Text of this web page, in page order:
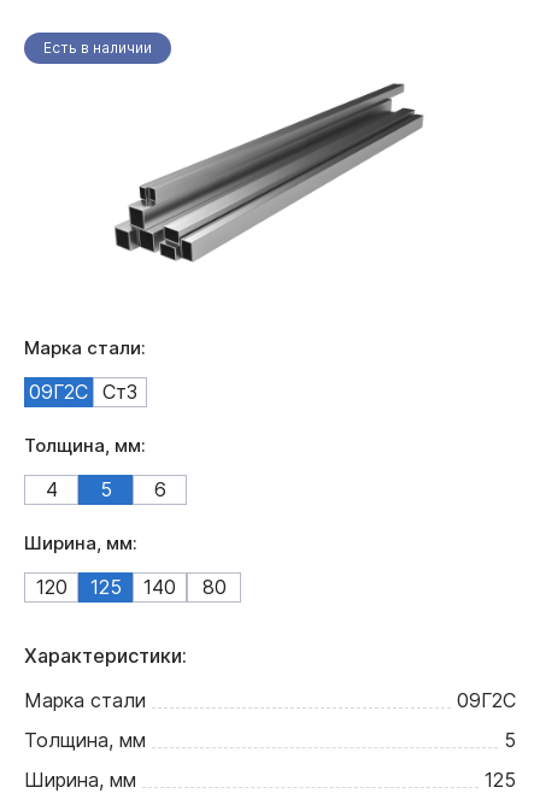
Есть в наличии
Марка стали:
09Г2С Ст3
Толщина, мм:
4 5 6
Ширина, мм:
120 125 140 80
Характеристики:
Марка стали
09Г2С
Толщина, мм
5
Ширина, мм
125